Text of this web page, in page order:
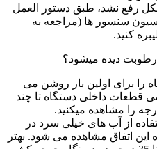
رفع نشد، طبق دستور العمل
سنسور ها (مراجعه به
کنید.
دیده میشود؟
را برای اولین بار روشن می
قطعات داخلی دستگاه تا چند
از آب های خیلی سرد در
اتفاق مشاهده می شود. بهتر